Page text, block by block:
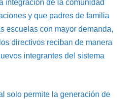
integración de la comunidad
y que padres de familia
escuelas con mayor demanda,
directivos reciban de manera
integrantes del sistema
solo permite la generación de